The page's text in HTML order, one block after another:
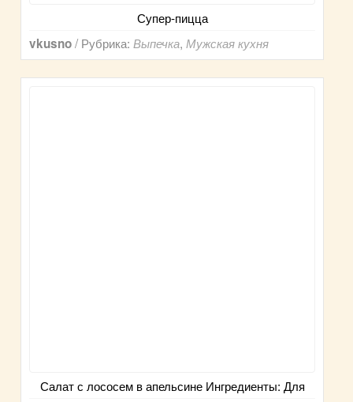
Супер-пицца
vkusno/ Рубрика:Выпечка,Мужская кухня
Салат с лососем в апельсине Ингредиенты: Для